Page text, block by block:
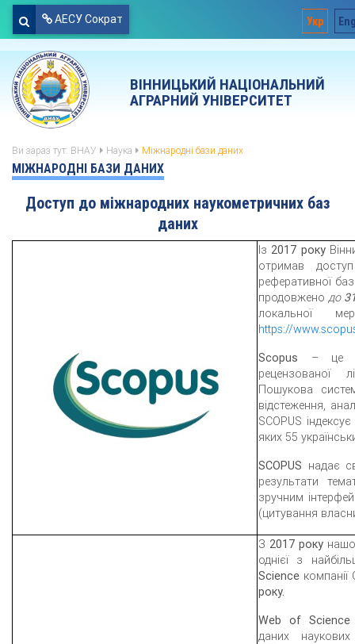
АЕСУ Сократ Укр
ВІННИЦЬКИЙ НАЦІОНАЛЬНИЙ
АГРАРНИЙ УНІВЕРСИТЕТ
Ви зараз тут: ВНАУ Наука Міжнародні бази даних
МІЖНАРОДНІ БАЗИ ДАНИХ
Доступ до міжнародних наукометричних баз
даних
Із 2017 року
отримав
реферативної
продовженодо
локальної
https://
Scopus – це
рецензованої
Пошукова
відстеження,
SCOPUS
яких 55
SCOPUS надає
результати
зручним
(цитування
З 2017 року
однієї з
Science
року.
Web of Science
даних